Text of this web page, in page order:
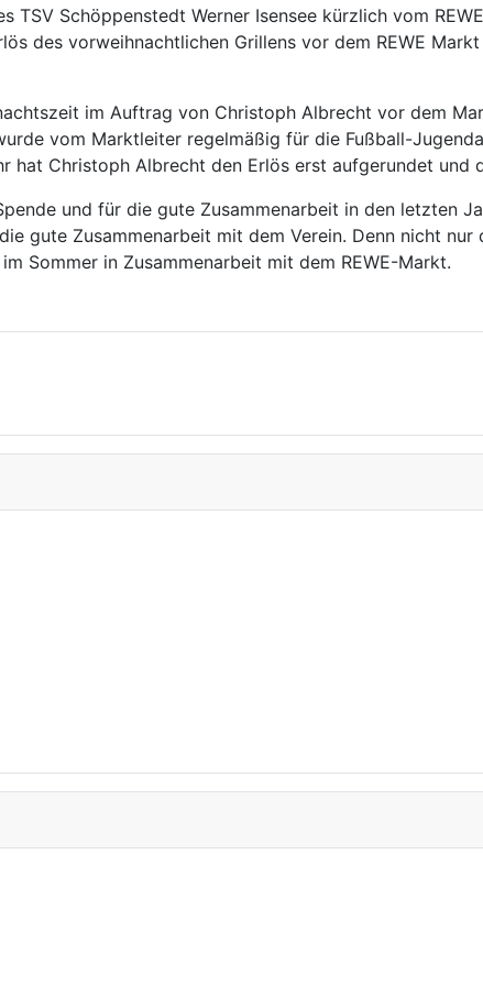
TSV Schöppenstedt Werner Isensee kürzlich vom
des vorweihnachtlichen Grillens vor dem REWE
im Auftrag von Christoph Albrecht vor dem
vom Marktleiter regelmäßig für die Fußball-
hat Christoph Albrecht den Erlös erst aufgerundet und
und für die gute Zusammenarbeit in den letzten
gute Zusammenarbeit mit dem Verein. Denn nicht nur
Sommer in Zusammenarbeit mit dem REWE-Markt.